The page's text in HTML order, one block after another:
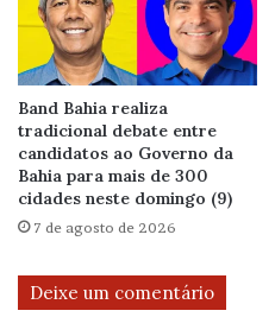
Band Bahia realiza
tradicional debate entre
candidatos ao Governo da
Bahia para mais de 300
cidades neste domingo (9)
7 de agosto de 2026
Deixe um comentário